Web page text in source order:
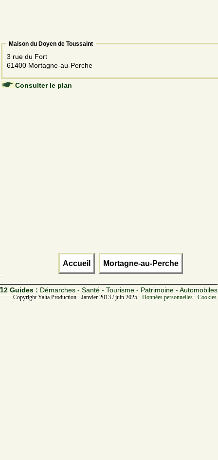
Maison du Doyen de Toussaint
3 rue du Fort
61400 Mortagne-au-Perche
Consulter le plan
Accueil Mortagne-au-Perche
12 Guides : Démarches - Santé - Tourisme - Patrimoine - Automobiles
Copyright Yalta Production - Janvier 2013 / juin 2025 -Données personnelles -